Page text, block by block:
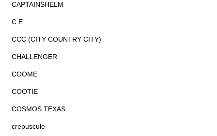
CAPTAINSHELM
C.E
CCC (CITY COUNTRY CITY)
CHALLENGER
COOME
COOTIE
COSMOS TEXAS
crepuscule